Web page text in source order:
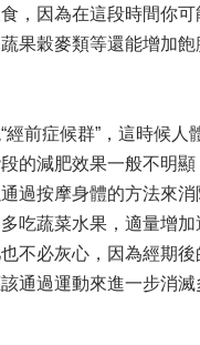
，因為在這段時間你可
果穀麥類等還能增加
經前症候群”，這時候
的減肥效果一般不明
過按摩身體的方法來
吃蔬菜水果，適量增加
不必灰心，因為經期
通過運動來進一步消滅